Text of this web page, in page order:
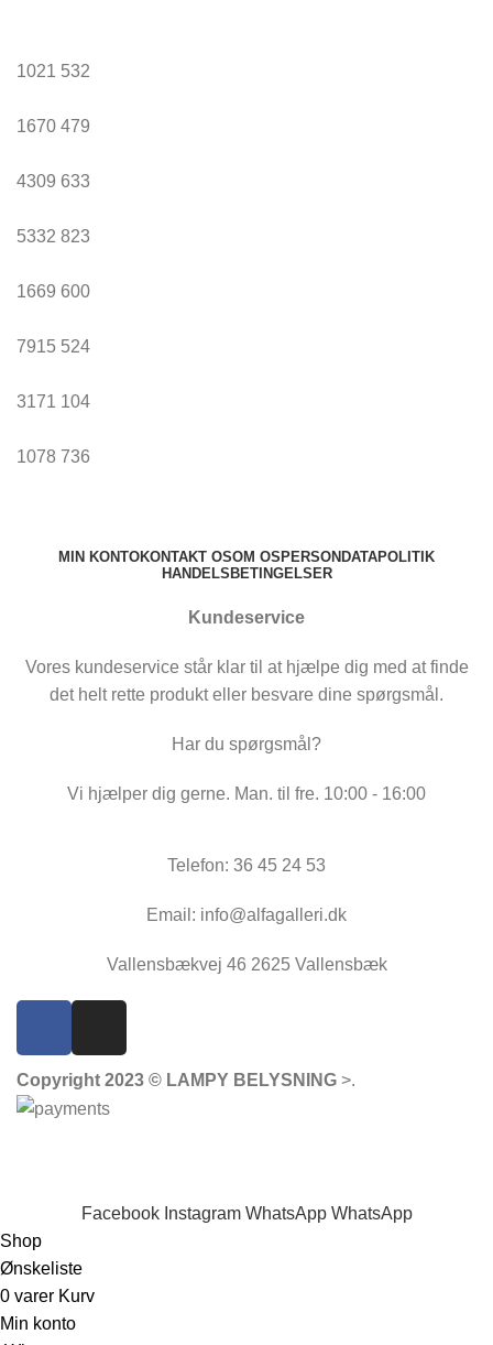
1021 532
1670 479
4309 633
5332 823
1669 600
7915 524
3171 104
1078 736
MIN KONTOKONTAKT OSOM OS PERSONDATAPOLITIK
HANDELSBETINGELSER
Kundeservice
Vores kundeservice står klar til at hjælpe dig med at finde
det helt rette produkt eller besvare dine spørgsmål.
Har du spørgsmål?
Vi hjælper dig gerne. Man. til fre. 10:00 - 16:00
Telefon: 36 45 24 53
Email: info@alfagalleri.dk
Vallensbækvej 46 2625 Vallensbæk
Copyright 2023 © LAMPY BELYSNING >.
Facebook Instagram WhatsApp WhatsApp
Shop
Ønskeliste
0 varer Kurv
Min konto